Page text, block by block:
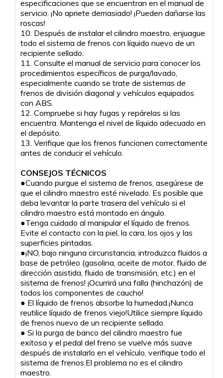
especificaciones que se encuentran en el manual de
servicio. ¡No apriete demasiado! ¡Pueden dañarse las
roscas!
10. Después de instalar el cilindro maestro, enjuague
todo el sistema de frenos con líquido nuevo de un
recipiente sellado.
11. Consulte el manual de servicio para conocer los
procedimientos específicos de purga/lavado,
especialmente cuando se trate de sistemas de
frenos de división diagonal y vehículos equipados
con ABS.
12. Compruebe si hay fugas y repárelas si las
encuentra. Mantenga el nivel de líquido adecuado en
el depósito.
13. Verifique que los frenos funcionen correctamente
antes de conducir el vehículo.
CONSEJOS TÉCNICOS
●Cuando purgue el sistema de frenos, asegúrese de
que el cilindro maestro esté nivelado. Es posible que
deba levantar la parte trasera del vehículo si el
cilindro maestro está montado en ángulo.
●Tenga cuidado al manipular el líquido de frenos.
Evite el contacto con la piel, la cara, los ojos y las
superficies pintadas.
●¡NO, bajo ninguna circunstancia, introduzca fluidos a
base de petróleo (gasolina, aceite de motor, fluido de
dirección asistida, fluido de transmisión, etc.) en el
sistema de frenos! ¡Ocurrirá una falla (hinchazón) de
todos los componentes de caucho!
● El líquido de frenos absorbe la humedad.¡Nunca
reutilice líquido de frenos viejo!Utilice siempre líquido
de frenos nuevo de un recipiente sellado.
● Si la purga de banco del cilindro maestro fue
exitosa y el pedal del freno se vuelve más suave
después de instalarlo en el vehículo, verifique todo el
sistema de frenos.El problema no es el cilindro
maestro.